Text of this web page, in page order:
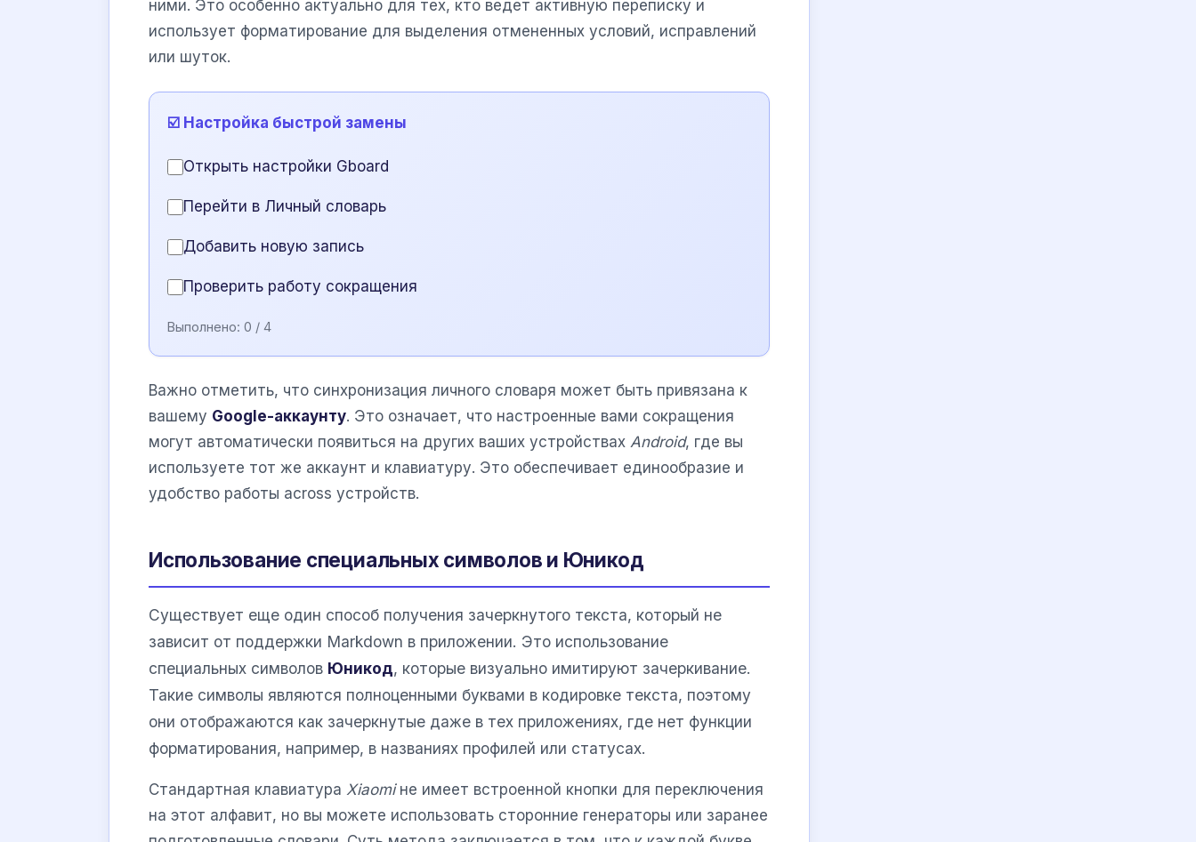
ними. Это особенно актуально для тех, кто ведет активную переписку и
использует форматирование для выделения отмененных условий, исправлений
или шуток.
☑️ Настройка быстрой замены
Открыть настройки Gboard
Перейти в Личный словарь
Добавить новую запись
Проверить работу сокращения
Выполнено: 0 / 4
Важно отметить, что синхронизация личного словаря может быть привязана к
вашему Google-аккаунту. Это означает, что настроенные вами сокращения
могут автоматически появиться на других ваших устройствах Android, где вы
используете тот же аккаунт и клавиатуру. Это обеспечивает единообразие и
удобство работы across устройств.
Использование специальных символов и Юникод
Существует еще один способ получения зачеркнутого текста, который не
зависит от поддержки Markdown в приложении. Это использование
специальных символов Юникод, которые визуально имитируют зачеркивание.
Такие символы являются полноценными буквами в кодировке текста, поэтому
они отображаются как зачеркнутые даже в тех приложениях, где нет функции
форматирования, например, в названиях профилей или статусах.
Стандартная клавиатура Xiaomiне имеет встроенной кнопки для переключения
на этот алфавит, но вы можете использовать сторонние генераторы или заранее